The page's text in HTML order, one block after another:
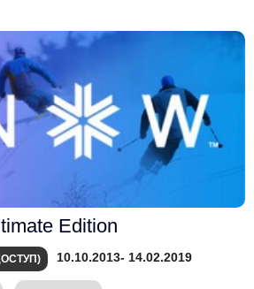
Edition
10.10.2013- 14.02.2019